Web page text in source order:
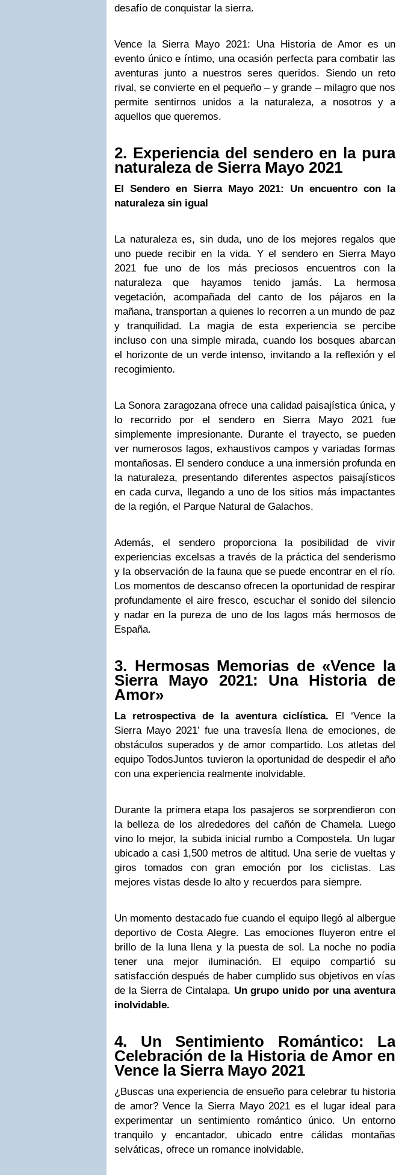
desafío de conquistar la sierra.
Vence la Sierra Mayo 2021: Una Historia de Amor es un
evento único e íntimo, una ocasión perfecta para combatir las
aventuras junto a nuestros seres queridos. Siendo un reto
rival, se convierte en el pequeño – y grande – milagro que nos
permite sentirnos unidos a la naturaleza, a nosotros y a
aquellos que queremos.
2. Experiencia del sendero en la pura
naturaleza de Sierra Mayo 2021
El Sendero en Sierra Mayo 2021: Un encuentro con la
naturaleza sin igual
La naturaleza es, sin duda, uno de los mejores regalos que
uno puede recibir en la vida. Y el sendero en Sierra Mayo
2021 fue uno de los más preciosos encuentros con la
naturaleza que hayamos tenido jamás. La hermosa
vegetación, acompañada del canto de los pájaros en la
mañana, transportan a quienes lo recorren a un mundo de paz
y tranquilidad. La magia de esta experiencia se percibe
incluso con una simple mirada, cuando los bosques abarcan
el horizonte de un verde intenso, invitando a la reflexión y el
recogimiento.
La Sonora zaragozana ofrece una calidad paisajística única, y
lo recorrido por el sendero en Sierra Mayo 2021 fue
simplemente impresionante. Durante el trayecto, se pueden
ver numerosos lagos, exhaustivos campos y variadas formas
montañosas. El sendero conduce a una inmersión profunda en
la naturaleza, presentando diferentes aspectos paisajísticos
en cada curva, llegando a uno de los sitios más impactantes
de la región, el Parque Natural de Galachos.
Además, el sendero proporciona la posibilidad de vivir
experiencias excelsas a través de la práctica del senderismo
y la observación de la fauna que se puede encontrar en el río.
Los momentos de descanso ofrecen la oportunidad de respirar
profundamente el aire fresco, escuchar el sonido del silencio
y nadar en la pureza de uno de los lagos más hermosos de
España.
3. Hermosas Memorias de «Vence la
Sierra Mayo 2021: Una Historia de
Amor»
La retrospectiva de la aventura ciclística. El ‘Vence la
Sierra Mayo 2021’ fue una travesía llena de emociones, de
obstáculos superados y de amor compartido. Los atletas del
equipo TodosJuntos tuvieron la oportunidad de despedir el año
con una experiencia realmente inolvidable.
Durante la primera etapa los pasajeros se sorprendieron con
la belleza de los alrededores del cañón de Chamela. Luego
vino lo mejor, la subida inicial rumbo a Compostela. Un lugar
ubicado a casi 1,500 metros de altitud. Una serie de vueltas y
giros tomados con gran emoción por los ciclistas. Las
mejores vistas desde lo alto y recuerdos para siempre.
Un momento destacado fue cuando el equipo llegó al albergue
deportivo de Costa Alegre. Las emociones fluyeron entre el
brillo de la luna llena y la puesta de sol. La noche no podía
tener una mejor iluminación. El equipo compartió su
satisfacción después de haber cumplido sus objetivos en vías
de la Sierra de Cintalapa. Un grupo unido por una aventura
inolvidable.
4. Un Sentimiento Romántico: La
Celebración de la Historia de Amor en
Vence la Sierra Mayo 2021
¿Buscas una experiencia de ensueño para celebrar tu historia
de amor? Vence la Sierra Mayo 2021 es el lugar ideal para
experimentar un sentimiento romántico único. Un entorno
tranquilo y encantador, ubicado entre cálidas montañas
selváticas, ofrece un romance inolvidable.